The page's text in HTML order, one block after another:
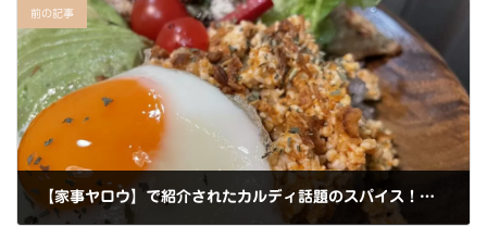
前の記事
【家事ヤロウ】で紹介されたカルディ話題のスパイス！鶏むねひき肉のケイジャンナッツスパイスごはん